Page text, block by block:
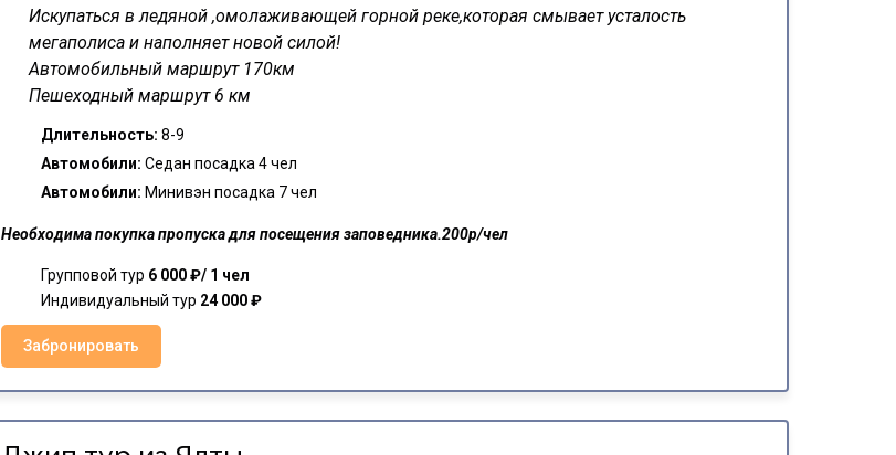
Искупаться в ледяной ,омолаживающей горной реке,которая смывает усталость
мегаполиса и наполняет новой силой!
Автомобильный маршрут 170км
Пешеходный маршрут 6 км
Длительность: 8-9
Автомобили: Седан посадка 4 чел
Автомобили: Минивэн посадка 7 чел
Необходима покупка пропуска для посещения заповедника.200р/чел
Групповой тур 6 000 ₽/ 1 чел
Индивидуальный тур 24000 ₽
Забронировать